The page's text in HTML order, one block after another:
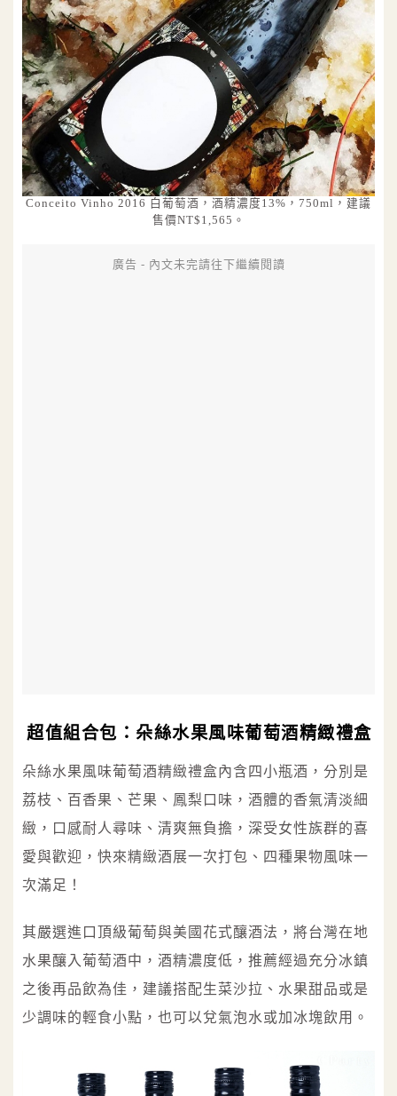
Conceito Vinho 2016 白葡萄酒，酒精濃度13%，750ml，建議
售價NT$1,565。
廣告 - 內文未完請往下繼續閱讀
超值組合包：朵絲水果風味葡萄酒精緻禮盒
朵絲水果風味葡萄酒精緻禮盒內含四小瓶酒，分別是
荔枝、百香果、芒果、鳳梨口味，酒體的香氣清淡細
緻，口感耐人尋味、清爽無負擔，深受女性族群的喜
愛與歡迎，快來精緻酒展一次打包、四種果物風味一
次滿足！
其嚴選進口頂級葡萄與美國花式釀酒法，將台灣在地
水果釀入葡萄酒中，酒精濃度低，推薦經過充分冰鎮
之後再品飲為佳，建議搭配生菜沙拉、水果甜品或是
少調味的輕食小點，也可以兌氣泡水或加冰塊飲用。